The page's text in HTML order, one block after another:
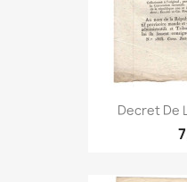
Decret De